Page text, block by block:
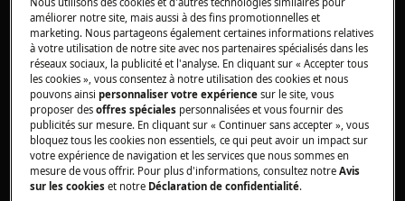
Le four
Solution
Veuillez contacter notre service après-
vente pour un rendez-vous.
Si les suggestions ci-dessus n'ont pas résolu le
améliorer notre site, mais aussi à des fins promotionnelles et
marketing. Nous partageons également certaines informations relatives
à votre utilisation de notre site avec nos partenaires spécialisés dans les
réseaux sociaux, la publicité et l'analyse. En cliquant sur « Accepter tous
les cookies », vous consentez à notre utilisation des cookies et nous
pouvons ainsipersonnaliser votre expériencesur le site, vous
proposer desoffres spéciales personnalisées et vous fournir des
publicités sur mesure. En cliquant sur « Continuer sans accepter », vous
bloquez tous les cookies non essentiels, ce qui peut avoir un impact sur
votre expérience de navigation et les services que nous sommes en
mesure de vous offrir. Pour plus d'informations, consultez notreAvis
sur les cookies et notre Déclaration de confidentialité.